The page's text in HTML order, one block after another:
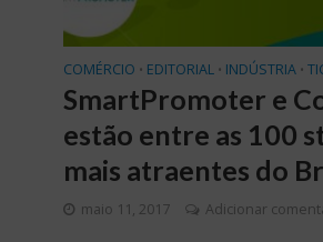
COMÉRCIO • EDITORIAL • INDÚSTRIA •
SmartPromoter e
estão entre as 100
mais atraentes do
maio 11, 2017 Adicionar